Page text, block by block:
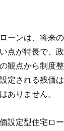
ーンは、将来
点が特長で、
観点から制度
定される残価
ありません。
設定型住宅ロ